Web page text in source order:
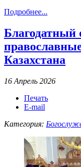
Подробнее...
Благодатный
Казахстана
16 Апрель 2026
Печать
E-mail
Категория: